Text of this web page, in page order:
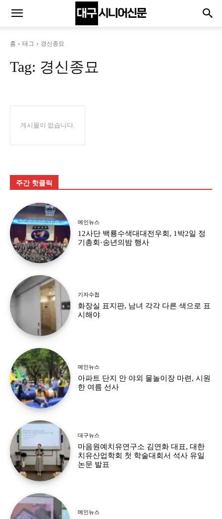
홈 태그 경신종묘
Tag: 경신종묘
게시물이 없습니다.
주간 핫클릭
메인뉴스
12사단 백룡수색대대전우회, 1박2일 정
기총회·송년의밤 행사
기자수첩
화장실 표지판, 남녀 각각 다른 색으로 표
시해야
메인뉴스
아파트 단지 안 야외 물놀이장 마련, 시원
한 여름 선사
대구뉴스
마음원예치유연구소 김연화 대표, 대한
치유산업학회 첫 학술대회서 석사 유일
논문 발표
메인뉴스